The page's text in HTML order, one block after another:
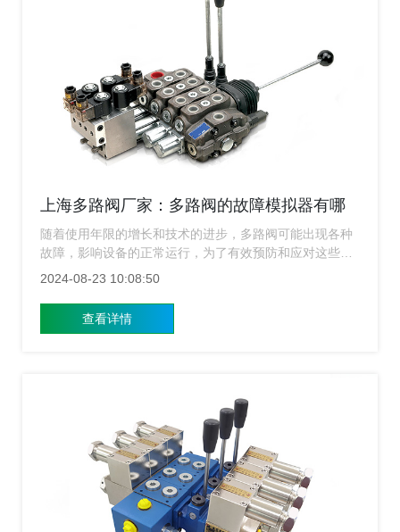
上海多路阀厂家：多路阀的故障模拟器有哪
些？
随着使用年限的增长和技术的进步，多路阀可能出现各种
故障，影响设备的正常运行，为了有效预防和应对这些故
障，开发了多路阀故障模拟器，这是一种用于模拟真实环
绍几种多路阀故障模拟器，并探讨它们在故障诊断与人员
培训中的应用价值。
2024-08-23 10:08:50
查看详情